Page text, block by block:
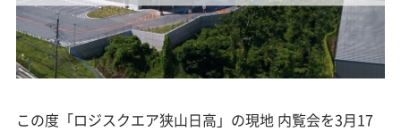
この度「ロジスクエア狭山日高」の現地 内覧会を3月17